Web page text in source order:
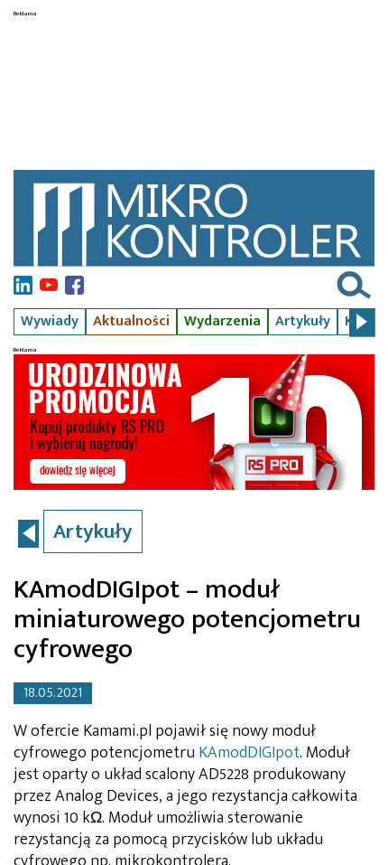
Wywiady Aktualności Wydarzenia Artykuły Kursy
Artykuły
KAmodDIGIpot – moduł
miniaturowego potencjometru
cyfrowego
18.05.2021
W ofercie Kamami.pl pojawił się nowy moduł
cyfrowego potencjometru KAmodDIGIpot. Moduł
jest oparty o układ scalony AD5228 produkowany
przez Analog Devices, a jego rezystancja całkowita
wynosi 10 kΩ. Moduł umożliwia sterowanie
rezystancją za pomocą przycisków lub układu